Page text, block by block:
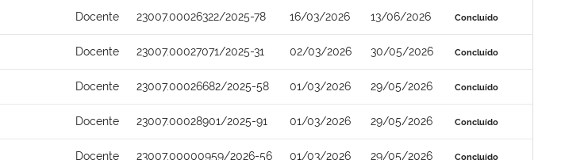
Docente 23007.00026322/2025-78 16/03/2026 13/06/2026 Concluído
Docente 23007.00027071/2025-31 02/03/2026 30/05/2026 Concluído
Docente 23007.00026682/2025-58 01/03/2026 29/05/2026 Concluído
Docente 23007.00028901/2025-91 01/03/2026 29/05/2026 Concluído
Docente 23007.00000959/2026-56 01/03/2026 29/05/2026 Concluído